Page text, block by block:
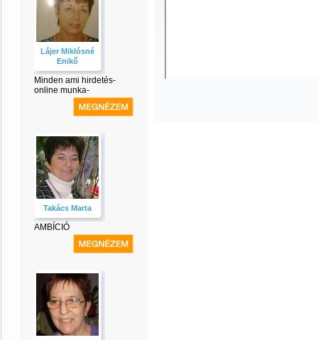
Lájer Miklósné
Enikő
Minden ami hirdetés-
online munka-
Takács Marta
AMBÍCIÓ